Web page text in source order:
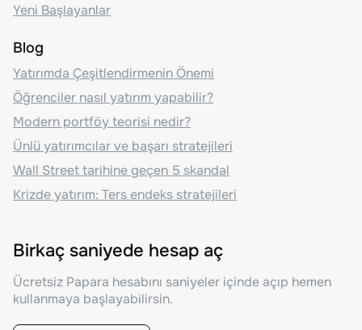
Yeni Başlayanlar
Blog
Yatırımda Çeşitlendirmenin Önemi
Öğrenciler nasıl yatırım yapabilir?
Modern portföy teorisi nedir?
Ünlü yatırımcılar ve başarı stratejileri
Wall Street tarihine geçen 5 skandal
Krizde yatırım: Ters endeks stratejileri
Birkaç saniyede hesap aç
Ücretsiz Papara hesabını saniyeler içinde açıp hemen
kullanmaya başlayabilirsin.